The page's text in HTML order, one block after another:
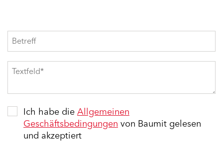
Ich habe dieAllgemeinen
Geschäftsbedingungenvon Baumit gelesen
und akzeptiert